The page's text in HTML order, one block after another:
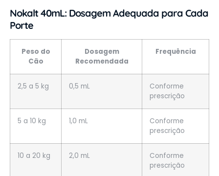
Nokalt 40mL: Dosagem Adequada para Cada
Porte
Peso do
Cão
Dosagem
Recomendada
Frequência
2,5 a 5 kg 0,5 mL
Conforme
prescrição
5 a 10 kg 1,0 mL
Conforme
prescrição
10 a 20 kg 2,0 mL
Conforme
prescrição